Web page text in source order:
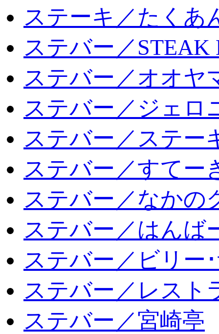
ステーキ／たくあ
ステバー／STEAK
ステバー／オオヤ
ステバー／ジェロ
ステバー／ステー
ステバー／すてー
ステバー／なかの
ステバー／はんば
ステバー／ビリー
ステバー／レスト
ステバー／宮崎亭